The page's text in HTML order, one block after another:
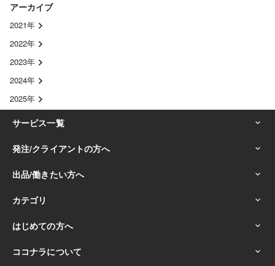
アーカイブ
2021年
2022年
2023年
2024年
2025年